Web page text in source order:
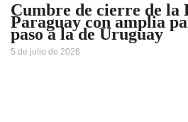
Cumbre de cierre de la
Paraguay con amplia
paso a la de Uruguay
5 de julio de 2026